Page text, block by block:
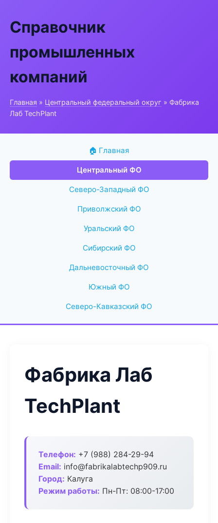
Справочник
промышленных
компаний
Главная » Центральный федеральный округ » Фабрика
Лаб TechPlant
🏠 Главная
Центральный ФО
Северо-Западный ФО
Приволжский ФО
Уральский ФО
Сибирский ФО
Дальневосточный ФО
Южный ФО
Северо-Кавказский ФО
Фабрика Лаб
TechPlant
Телефон: +7 (988) 284-29-94
Email: info@fabrikalabtechp909.ru
Город: Калуга
Режим работы: Пн-Пт: 08:00-17:00